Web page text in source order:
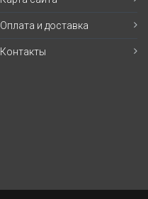
Оплата и доставка
Контакты